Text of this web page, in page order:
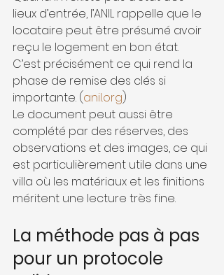
lieux d’entrée, l’ANIL rappelle que le
locataire peut être présumé avoir
reçu le logement en bon état.
C’est précisément ce qui rend la
phase de remise des clés si
importante. (anil.org)
Le document peut aussi être
complété par des réserves, des
observations et des images, ce qui
est particulièrement utile dans une
villa où les matériaux et les finitions
méritent une lecture très fine.
La méthode pas à pas
pour un protocole